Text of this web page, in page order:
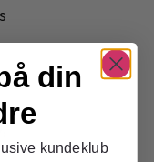
din
kundeklub